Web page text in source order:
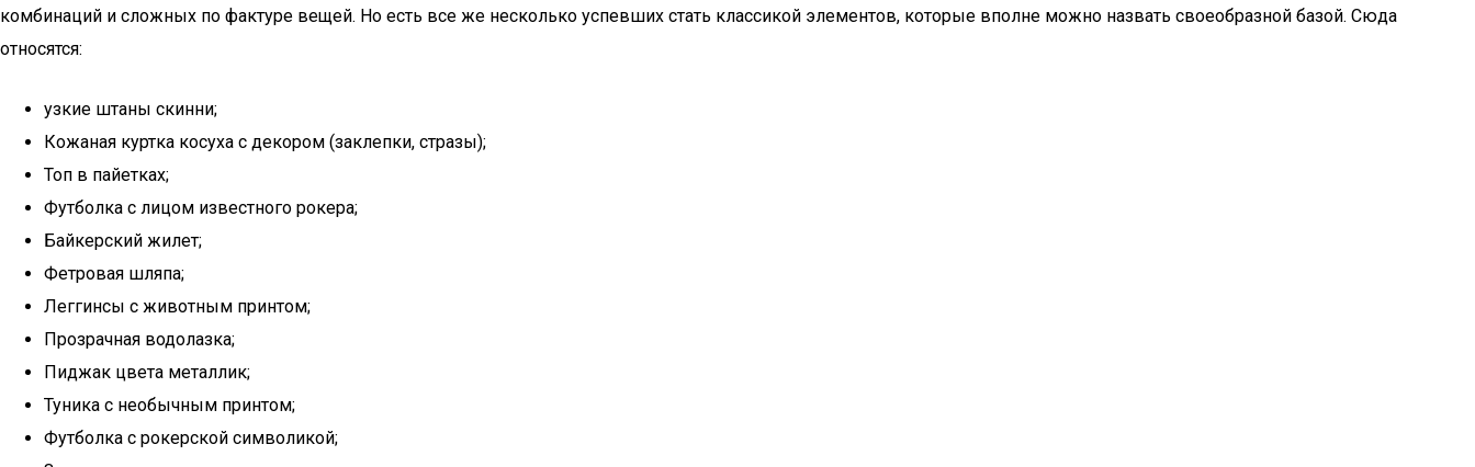
комбинаций и сложных по фактуре вещей. Но есть все же несколько успевших стать классикой элементов, которые вполне можно назвать своеобразной базой. Сюда
относятся:
узкие штаны скинни;
Кожаная куртка косуха с декором (заклепки, стразы);
Топ в пайетках;
Футболка с лицом известного рокера;
Байкерский жилет;
Фетровая шляпа;
Леггинсы с животным принтом;
Прозрачная водолазка;
Пиджак цвета металлик;
Туника с необычным принтом;
Футболка с рокерской символикой;